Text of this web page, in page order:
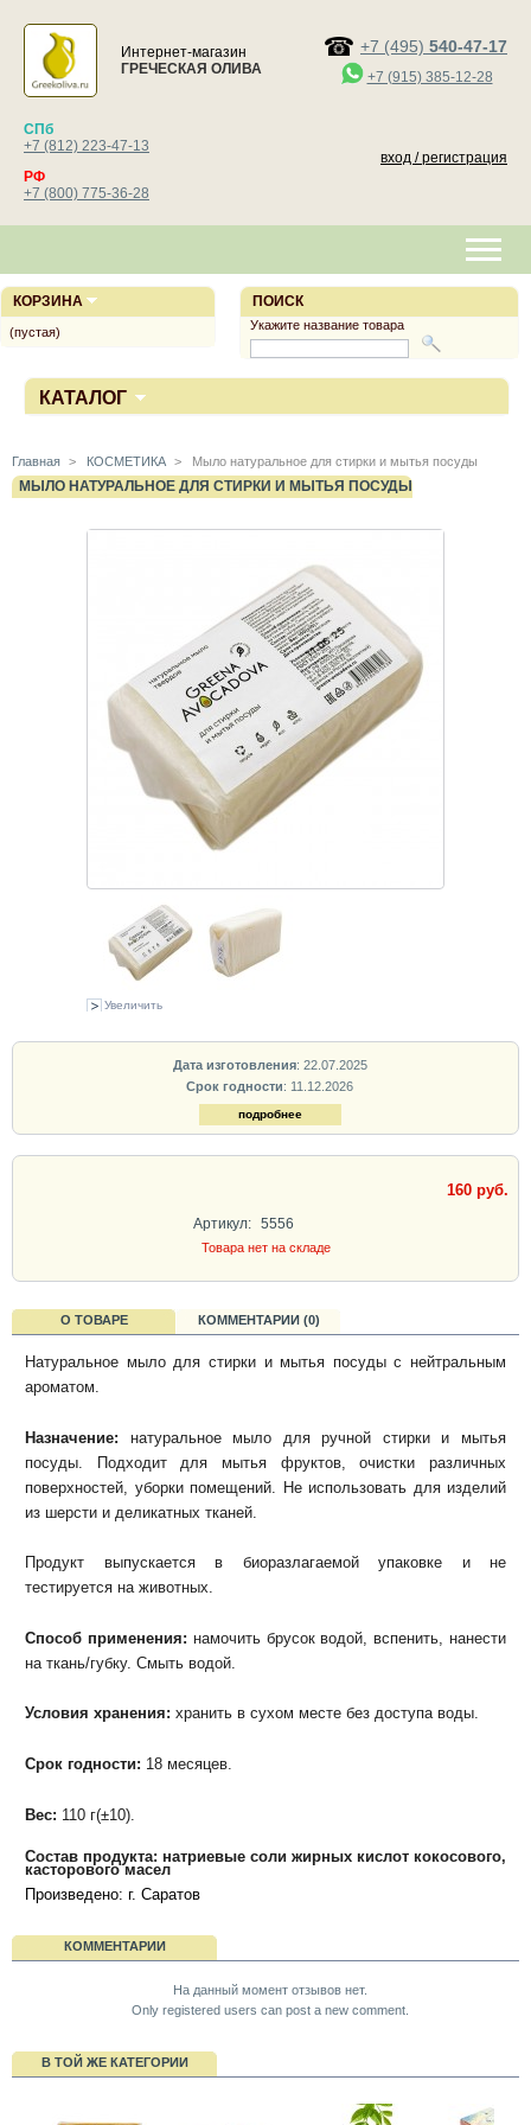
Интернет-магазин
ГРЕЧЕСКАЯ ОЛИВА
+7 (495) 540-47-17
+7 (915) 385-12-28
СПб
+7 (812) 223-47-13
РФ
+7 (800) 775-36-28
вход / регистрация
КАТАЛОГ
Главная > КОСМЕТИКА > Мыло натуральное для стирки и мытья посуды
МЫЛО НАТУРАЛЬНОЕ ДЛЯ СТИРКИ И МЫТЬЯ ПОСУДЫ
Увеличить
Дата изготовления: 22.07.2025
Срок годности: 11.12.2026
подробнее
160 руб.
Артикул: 5556
Товара нет на складе
О ТОВАРЕ КОММЕНТАРИИ (0)
Натуральное мыло для стирки и мытья посуды с нейтральным
ароматом.
Назначение: натуральное мыло для ручной стирки и мытья
посуды. Подходит для мытья фруктов, очистки различных
поверхностей, уборки помещений. Не использовать для изделий
из шерсти и деликатных тканей.
Продукт выпускается в биоразлагаемой упаковке и не
тестируется на животных.
Способ применения: намочить брусок водой, вспенить, нанести
на ткань/губку. Смыть водой.
Условия хранения: хранить в сухом месте без доступа воды.
Срок годности: 18 месяцев.
Вес: 110 г(±10).
Состав продукта: натриевые соли жирных кислот кокосового,
касторового масел
Произведено: г. Саратов
КОММЕНТАРИИ
На данный момент отзывов нет.
Only registered users can post a new comment.
В ТОЙ ЖЕ КАТЕГОРИИ
ПОИСК
Укажите название товара
КОРЗИНА
(пустая)